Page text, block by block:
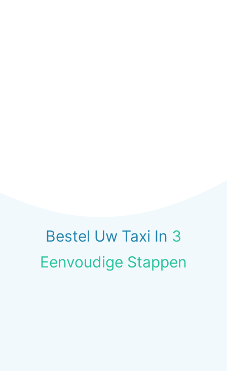
Bestel Uw Taxi In 3
Eenvoudige Stappen